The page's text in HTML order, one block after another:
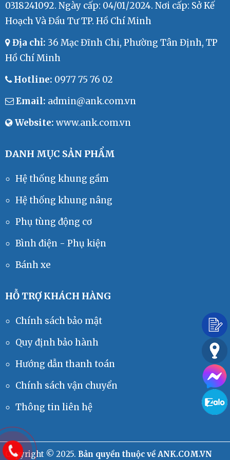
Lò Xo Nhấn Còi TOYOTA FD FG
Liên hệ
Liên hệ
Còi 48V 105dB
0318241092. Ngày cấp: 04/01/2024. Nơi cấp: Sở Kế
Hoạch Và Đầu Tư TP. Hồ Chí Minh
Địa chỉ: 36 Mạc Đĩnh Chi, Phường Tân Định, TP
Hồ Chí Minh
Hotline: 0977 75 76 02
Email: admin@ank.com.vn
Website: www.ank.com.vn
DANH MỤC SẢN PHẨM
Hệ thống khung gầm
Hệ thống khung nâng
Phụ tùng động cơ
Bình điện - Phụ kiện
Bánh xe
HỖ TRỢ KHÁCH HÀNG
Chính sách bảo mật
Quy định bảo hành
Hướng dẫn thanh toán
Chính sách vận chuyển
Thông tin liên hệ
Copyright © 2025. Bản quyền thuộc về ANK.COM.VN